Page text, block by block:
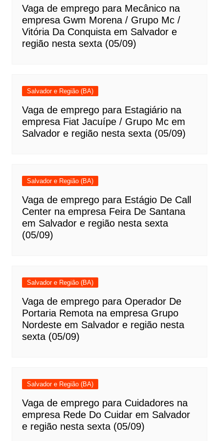
Vaga de emprego para Mecânico na
empresa Gwm Morena / Grupo Mc /
Vitória Da Conquista em Salvador e
região nesta sexta (05/09)
Salvador e Região (BA)
Vaga de emprego para Estagiário na
empresa Fiat Jacuípe / Grupo Mc em
Salvador e região nesta sexta (05/09)
Salvador e Região (BA)
Vaga de emprego para Estágio De Call
Center na empresa Feira De Santana
em Salvador e região nesta sexta
(05/09)
Salvador e Região (BA)
Vaga de emprego para Operador De
Portaria Remota na empresa Grupo
Nordeste em Salvador e região nesta
sexta (05/09)
Salvador e Região (BA)
Vaga de emprego para Cuidadores na
empresa Rede Do Cuidar em Salvador
e região nesta sexta (05/09)